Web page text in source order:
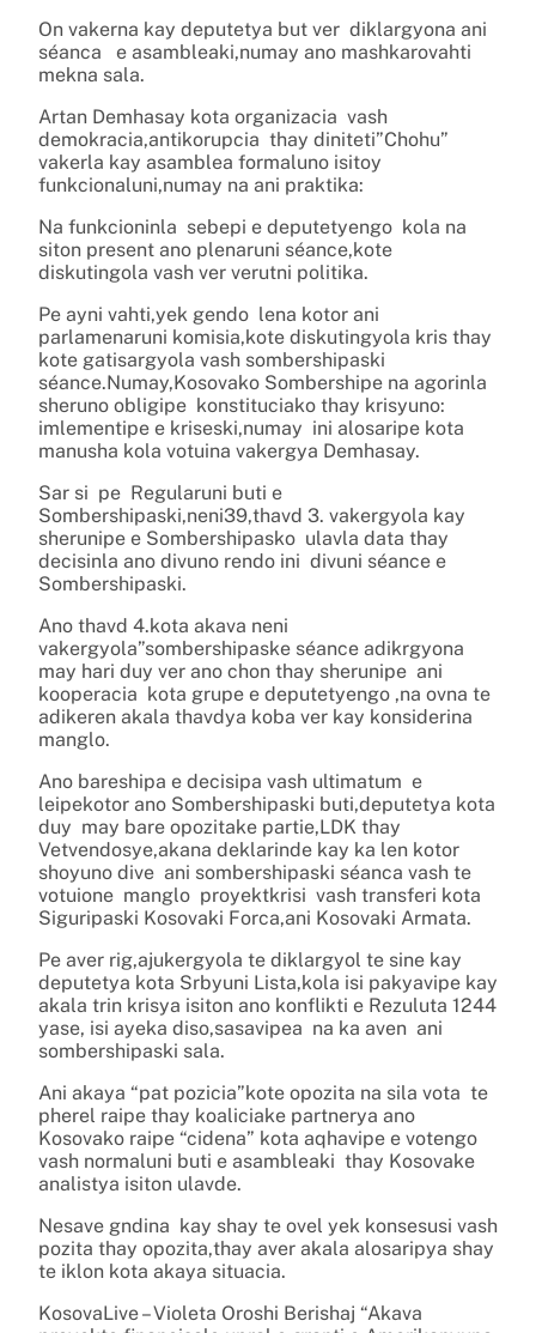
On vakerna kay deputetya but ver diklargyona ani
séanca e asambleaki,numay ano mashkarovahti
mekna sala.
Artan Demhasay kota organizacia vash
demokracia,antikorupcia thay diniteti”Chohu”
vakerla kay asamblea formaluno isitoy
funkcionaluni,numay na ani praktika:
Na funkcioninla sebepi e deputetyengo kola na
siton present ano plenaruni séance,kote
diskutingola vash ver verutni politika.
Pe ayni vahti,yek gendo lena kotor ani
parlamenaruni komisia,kote diskutingyola kris thay
kote gatisargyola vash sombershipaski
séance.Numay,Kosovako Sombershipe na agorinla
sheruno obligipe konstituciako thay krisyuno:
imlementipe e kriseski,numay ini alosaripe kota
manusha kola votuina vakergya Demhasay.
Sar si pe Regularuni buti e
Sombershipaski,neni39,thavd 3. vakergyola kay
sherunipe e Sombershipasko ulavla data thay
decisinla ano divuno rendo ini divuni séance e
Sombershipaski.
Ano thavd 4.kota akava neni
vakergyola”sombershipaske séance adikrgyona
may hari duy ver ano chon thay sherunipe ani
kooperacia kota grupe e deputetyengo ,na ovna te
adikeren akala thavdya koba ver kay konsiderina
manglo.
Ano bareshipa e decisipa vash ultimatum e
leipekotor ano Sombershipaski buti,deputetya kota
duy may bare opozitake partie,LDK thay
Vetvendosye,akana deklarinde kay ka len kotor
shoyuno dive ani sombershipaski séanca vash te
votuione manglo proyektkrisi vash transferi kota
Siguripaski Kosovaki Forca,ani Kosovaki Armata.
Pe aver rig,ajukergyola te diklargyol te sine kay
deputetya kota Srbyuni Lista,kola isi pakyavipe kay
akala trin krisya isiton ano konflikti e Rezuluta 1244
yase, isi ayeka diso,sasavipea na ka aven ani
sombershipaski sala.
Ani akaya “pat pozicia”kote opozita na sila vota te
pherel raipe thay koaliciake partnerya ano
Kosovako raipe “cidena” kota aqhavipe e votengo
vash normaluni buti e asambleaki thay Kosovake
analistya isiton ulavde.
Nesave gndina kay shay te ovel yek konsesusi vash
pozita thay opozita,thay aver akala alosaripya shay
te iklon kota akaya situacia.
KosovaLive – Violeta Oroshi Berishaj “Akava